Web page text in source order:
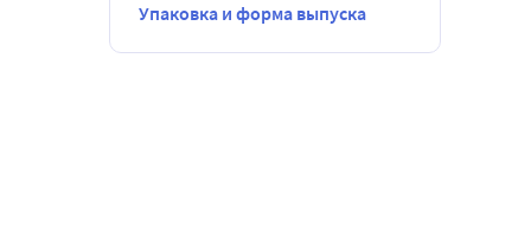
Упаковка и форма выпуска